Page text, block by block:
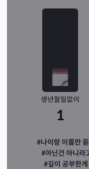
생년월일없이
1
#나이랑 이름만
#아닌건 아니라
#깊이 공부한